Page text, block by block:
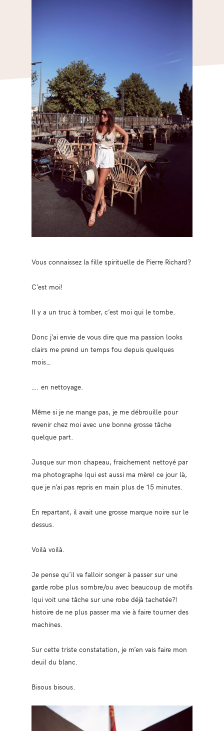
Vous connaissez la fille spirituelle de Pierre Richard?
C’est moi!
Il y a un truc à tomber, c’est moi qui le tombe.
Donc j’ai envie de vous dire que ma passion looks
clairs me prend un temps fou depuis quelques
mois…
…. en nettoyage.
Même si je ne mange pas, je me débrouille pour
revenir chez moi avec une bonne grosse tâche
quelque part.
Jusque sur mon chapeau, fraichement nettoyé par
ma photographe (qui est aussi ma mère) ce jour là,
que je n’ai pas repris en main plus de 15 minutes.
En repartant, il avait une grosse marque noire sur le
dessus.
Voilà voilà.
Je pense qu’il va falloir songer à passer sur une
garde robe plus sombre/ou avec beaucoup de motifs
(qui voit une tâche sur une robe déjà tachetée?)
histoire de ne plus passer ma vie à faire tourner des
machines.
Sur cette triste constatation, je m’en vais faire mon
deuil du blanc.
Bisous bisous.